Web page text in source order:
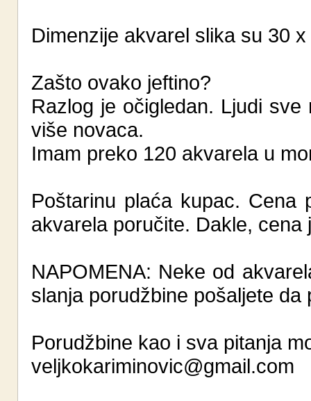
Dimenzije akvarel slika su 30 x
Zašto ovako jeftino?
Razlog je očigledan. Ljudi
više novaca.
Imam preko 120 akvarela u
Poštarinu plaća kupac. Cena
akvarela poručite. Dakle,
NAPOMENA: Neke od
slanja porudžbine pošaljete
Porudžbine kao i sva pitanja
veljkokariminovic@gmail.com